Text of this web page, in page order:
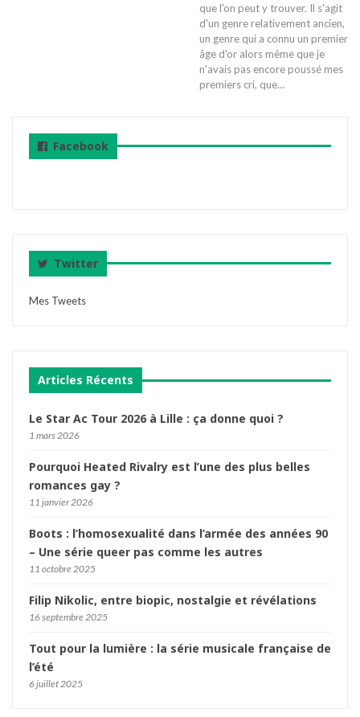
que l'on peut y trouver. Il s'agit
d'un genre relativement ancien,
un genre qui a connu un premier
âge d'or alors même que je
n'avais pas encore poussé mes
premiers cri, que…
Facebook
Twitter
Mes Tweets
Articles Récents
Le Star Ac Tour 2026 à Lille : ça donne quoi ?
1 mars 2026
Pourquoi Heated Rivalry est l’une des plus belles
romances gay ?
11 janvier 2026
Boots : l’homosexualité dans l’armée des années 90
– Une série queer pas comme les autres
11 octobre 2025
Filip Nikolic, entre biopic, nostalgie et révélations
16 septembre 2025
Tout pour la lumière : la série musicale française de
l’été
6 juillet 2025